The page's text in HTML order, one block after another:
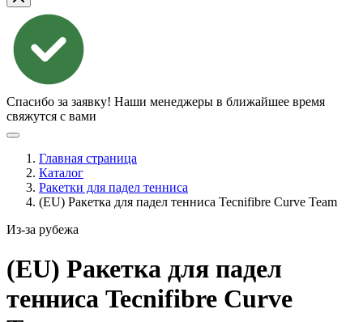
Спасибо за заявку! Наши менеджеры в ближайшее время
свяжутся с вами
Главная страница
Каталог
Ракетки для падел тенниса
(EU) Ракетка для падел тенниса Tecnifibre Curve Team
Из-за рубежа
(EU) Ракетка для падел
тенниса Tecnifibre Curve